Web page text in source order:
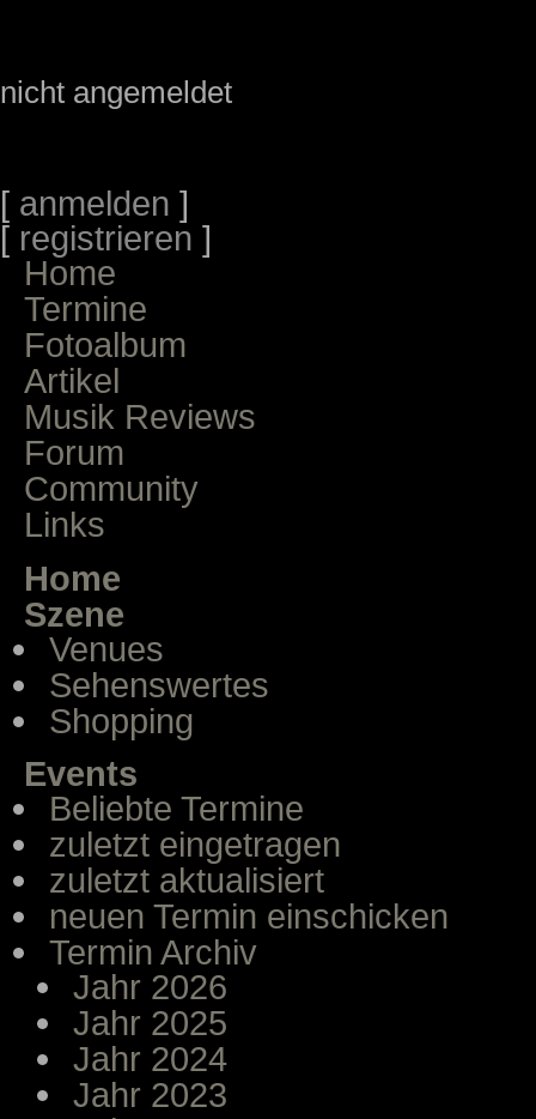
nicht angemeldet
[ anmelden ]
[ registrieren ]
Home
Termine
Fotoalbum
Artikel
Musik Reviews
Forum
Community
Links
Home
Szene
Venues
Sehenswertes
Shopping
Events
Beliebte Termine
zuletzt eingetragen
zuletzt aktualisiert
neuen Termin einschicken
Termin Archiv
Jahr 2026
Jahr 2025
Jahr 2024
Jahr 2023